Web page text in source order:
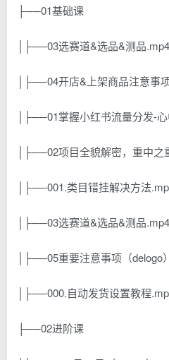
├──01基础课
│├──03选赛道&选品&测品.mp4
│├──04开店&上架商品注意事
│├──01掌握小红书流量分发-
│├──02项目全貌解密，重中之
│├──001.类目错挂解决方法
│├──03选赛道&选品&测品.mp4
│├──05重要注意事项（delogo
│├──000.自动发货设置教程
├──02进阶课